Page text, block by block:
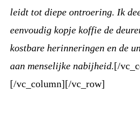
leidt tot diepe ontroering. Ik
eenvoudig kopje koffie de
kostbare herinneringen en de
aan menselijke nabijheid.[/
[/vc_column][/vc_row]